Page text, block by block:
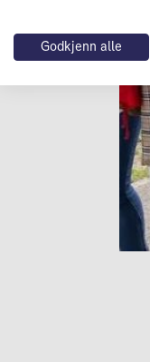
Godkjenn alle